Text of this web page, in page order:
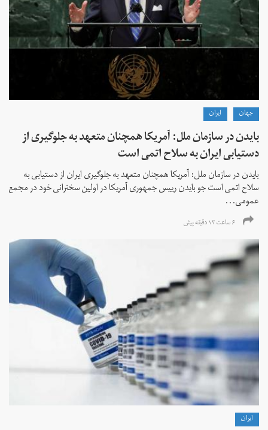
جهان ايران
بایدن در سازمان ملل: آمریکا همچنان متعهد به جلوگیری از
دستیابی ایران به سلاح اتمی است
بایدن در سازمان ملل: آمریکا همچنان متعهد به جلوگیری ایران از دستیابی به
سلاح اتمی است جو بایدن رییس جمهوری آمریکا در اولین سخنرانی خود در مجمع
عمومی...
۶ ساعت ۱۳ دقیقه پیش
ايران